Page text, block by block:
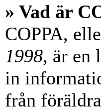
» Vad är
COPPA,
1998, är en
in
från